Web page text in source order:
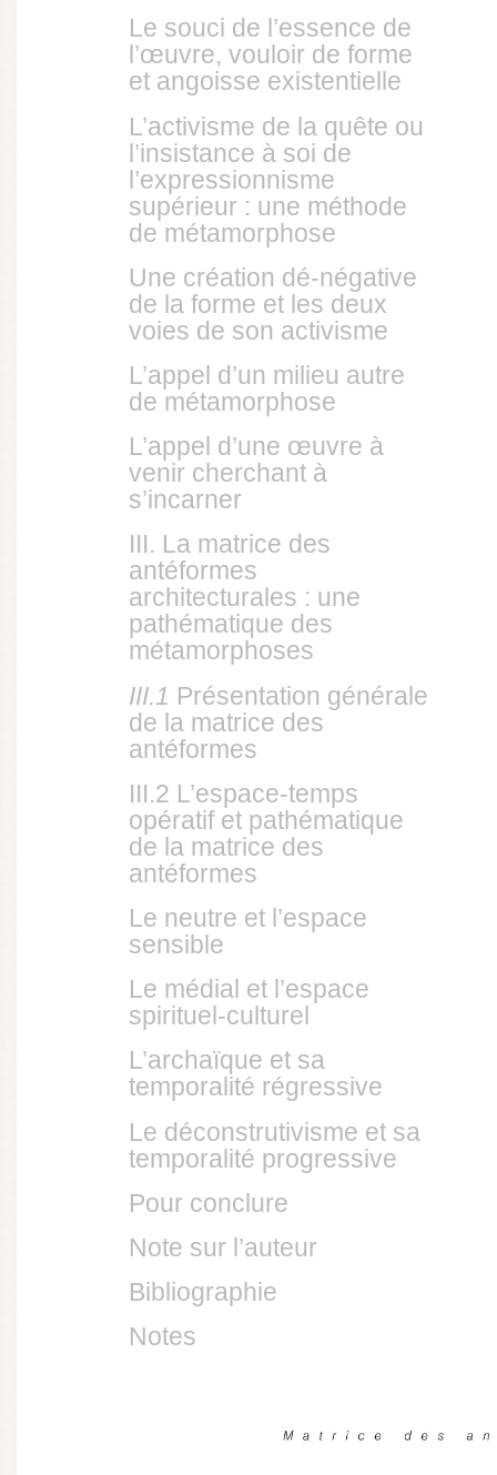
Le souci de l’essence de
l’œuvre, vouloir de forme
et angoisse existentielle
L’activisme de la quête ou
l’insistance à soi de
l’expressionnisme
supérieur : une méthode
de métamorphose
Une création dé-négative
de la forme et les deux
voies de son activisme
L’appel d’un milieu autre
de métamorphose
L’appel d’une œuvre à
venir cherchant à
s’incarner
III. La matrice des
antéformes
architecturales : une
pathématique des
métamorphoses
III.1 Présentation générale
de la matrice des
antéformes
III.2 L’espace-temps
opératif et pathématique
de la matrice des
antéformes
Le neutre et l’espace
sensible
Le médial et l’espace
spirituel-culturel
L’archaïque et sa
temporalité régressive
Le déconstrutivisme et sa
temporalité progressive
Pour conclure
Note sur l’auteur
Bibliographie
Notes